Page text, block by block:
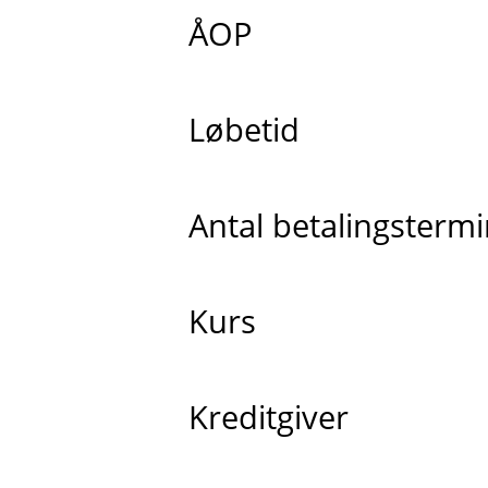
ÅOP
Løbetid
Antal
Kurs
Kreditgiver